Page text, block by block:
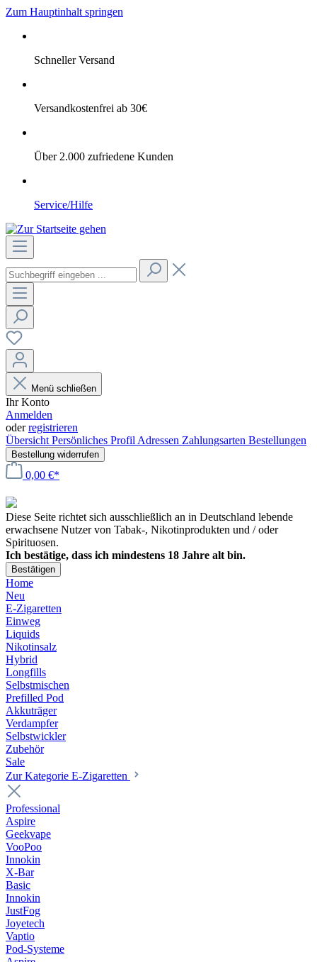
Zum Hauptinhalt springen
Schneller Versand
Versandkostenfrei ab 30€
Über 2.000 zufriedene Kunden
Service/Hilfe
Menü schließen
Ihr Konto
Anmelden
oderregistrieren
Übersicht Persönliches Profil Adressen Zahlungsarten Bestellungen
Bestellung widerrufen
0,00 €*
Diese Seite richtet sich ausschließlich an in Deutschland lebende
erwachsene Nutzer von Tabak-, Nikotinprodukten und / oder
Spirituosen.
Ich bestätige, dass ich mindestens 18 Jahre alt bin.
Bestätigen
Home
Neu
E-Zigaretten
Einweg
Liquids
Nikotinsalz
Hybrid
Longfills
Selbstmischen
Prefilled Pod
Akkuträger
Verdampfer
Selbstwickler
Zubehör
Sale
Zur Kategorie E-Zigaretten
Professional
Aspire
Geekvape
VooPoo
Innokin
X-Bar
Basic
Innokin
JustFog
Joyetech
Vaptio
Pod-Systeme